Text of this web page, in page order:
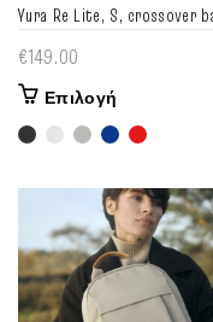
Yura Re Lite, S, crossover
€149.00
Επιλογή
το
προϊόν
πολλαπλές
παραλλαγές.
Οι
επιλογές
μπορούν